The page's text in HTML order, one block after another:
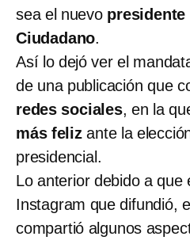
sea el nuevo
Ciudadano.
Así lo dejó ver el
de una publicación que
redes sociales, en la
más felizante la
presidencial.
Lo anterior debido a que
Instagram que difundió,
compartió algunos